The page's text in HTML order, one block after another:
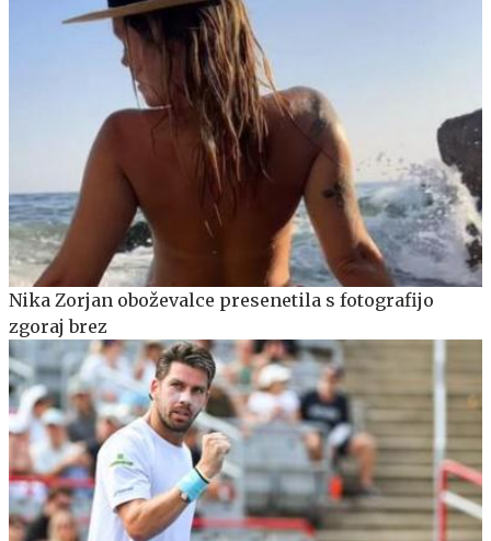
Nika Zorjan oboževalce presenetila s fotografijo
zgoraj brez